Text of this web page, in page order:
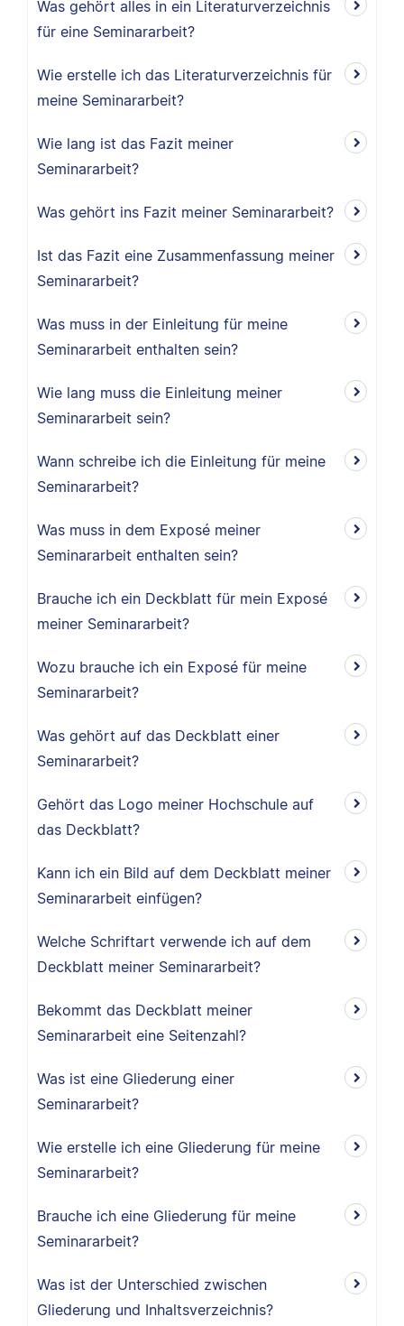
Was gehört alles in ein Literaturverzeichnis
für eine Seminararbeit?
Wie erstelle ich das Literaturverzeichnis für
meine Seminararbeit?
Wie lang ist das Fazit meiner
Seminararbeit?
Was gehört ins Fazit meiner Seminararbeit?
Ist das Fazit eine Zusammenfassung meiner
Seminararbeit?
Was muss in der Einleitung für meine
Seminararbeit enthalten sein?
Wie lang muss die Einleitung meiner
Seminararbeit sein?
Wann schreibe ich die Einleitung für meine
Seminararbeit?
Was muss in dem Exposé meiner
Seminararbeit enthalten sein?
Brauche ich ein Deckblatt für mein Exposé
meiner Seminararbeit?
Wozu brauche ich ein Exposé für meine
Seminararbeit?
Was gehört auf das Deckblatt einer
Seminararbeit?
Gehört das Logo meiner Hochschule auf
das Deckblatt?
Kann ich ein Bild auf dem Deckblatt meiner
Seminararbeit einfügen?
Welche Schriftart verwende ich auf dem
Deckblatt meiner Seminararbeit?
Bekommt das Deckblatt meiner
Seminararbeit eine Seitenzahl?
Was ist eine Gliederung einer
Seminararbeit?
Wie erstelle ich eine Gliederung für meine
Seminararbeit?
Brauche ich eine Gliederung für meine
Seminararbeit?
Was ist der Unterschied zwischen
Gliederung und Inhaltsverzeichnis?